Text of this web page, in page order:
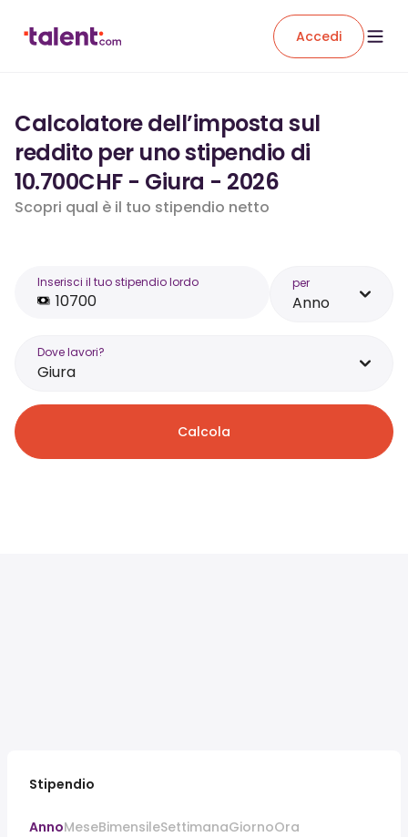
Accedi
Calcolatore dell’imposta sul
reddito per uno stipendio di
10.700CHF - Giura - 2026
Scopri qual è il tuo stipendio netto
Inserisci il tuo stipendio lordo per
Anno
Dove lavori?
Giura
Calcola
Stipendio
AnnoMeseBimensileSettimanaGiornoOra